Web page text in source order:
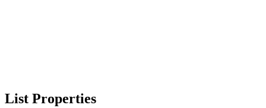
List Properties